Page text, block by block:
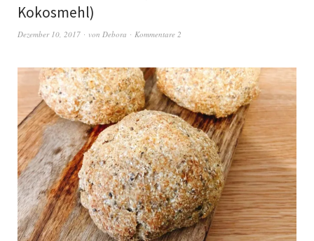
Kokosmehl)
Dezember 10, 2017 von Debora Kommentare 2